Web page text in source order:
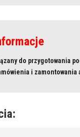
do przygotowania
i